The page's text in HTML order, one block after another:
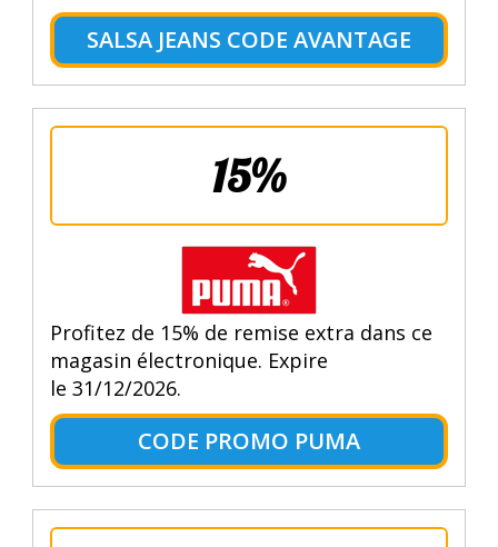
SALSA JEANS CODE AVANTAGE
15%
Profitez de 15% de remise extra dans ce
magasin électronique. Expire
le 31/12/2026.
CODE PROMO PUMA